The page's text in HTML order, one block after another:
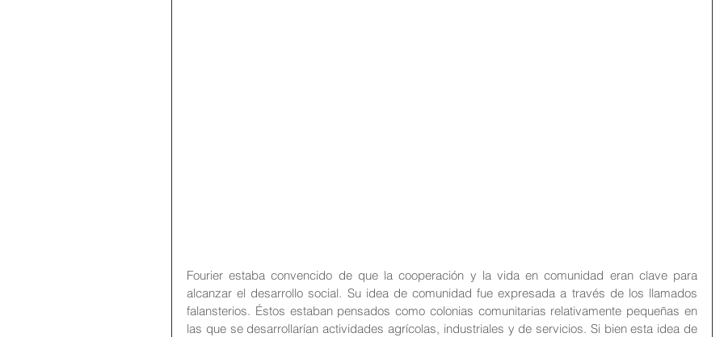
Fourier estaba convencido de que la cooperación y la vida en comunidad eran clave para
alcanzar el desarrollo social. Su idea de comunidad fue expresada a través de los llamados
falansterios. Éstos estaban pensados como colonias comunitarias relativamente pequeñas en
las que se desarrollarían actividades agrícolas, industriales y de servicios. Si bien esta idea de